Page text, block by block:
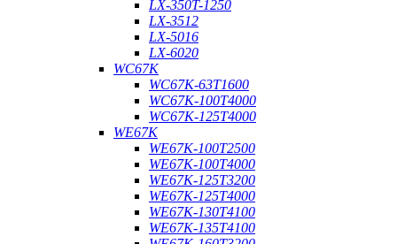
LX-350T-1250
LX-3512
LX-5016
LX-6020
WC67K
WC67K-63T1600
WC67K-100T4000
WC67K-125T4000
WE67K
WE67K-100T2500
WE67K-100T4000
WE67K-125T3200
WE67K-125T4000
WE67K-130T4100
WE67K-135T4100